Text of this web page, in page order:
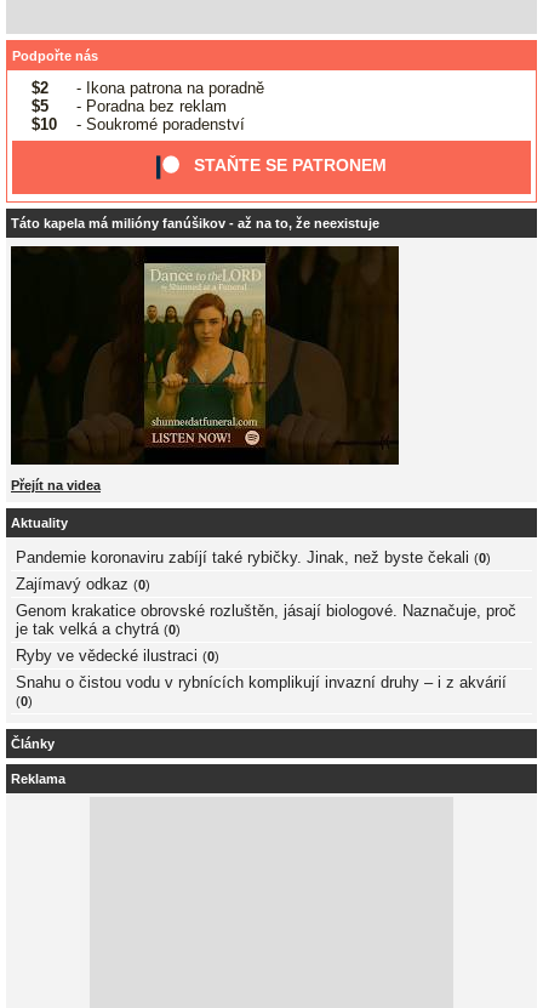
Podpořte nás
$2
- Ikona patrona na poradně
$5
- Poradna bez reklam
$10
- Soukromé poradenství
STAŇTE SE PATRONEM
Táto kapela má milióny fanúšikov - až na to, že neexistuje
Přejít na videa
Aktuality
Pandemie koronaviru zabíjí také rybičky. Jinak, než byste čekali (0)
Zajímavý odkaz (0)
Genom krakatice obrovské rozluštěn, jásají biologové. Naznačuje, proč
je tak velká a chytrá (0)
Ryby ve vědecké ilustraci (0)
Snahu o čistou vodu v rybnících komplikují invazní druhy – i z akvárií
(0)
Články
Reklama